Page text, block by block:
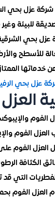
عزل بحي
للبيئة وغير
عزل بحي
للأسطح
خدماتها
عزل بحي
الفوم
الفوم
العزل الفوم
الكثافة
التي
العزل الفوم